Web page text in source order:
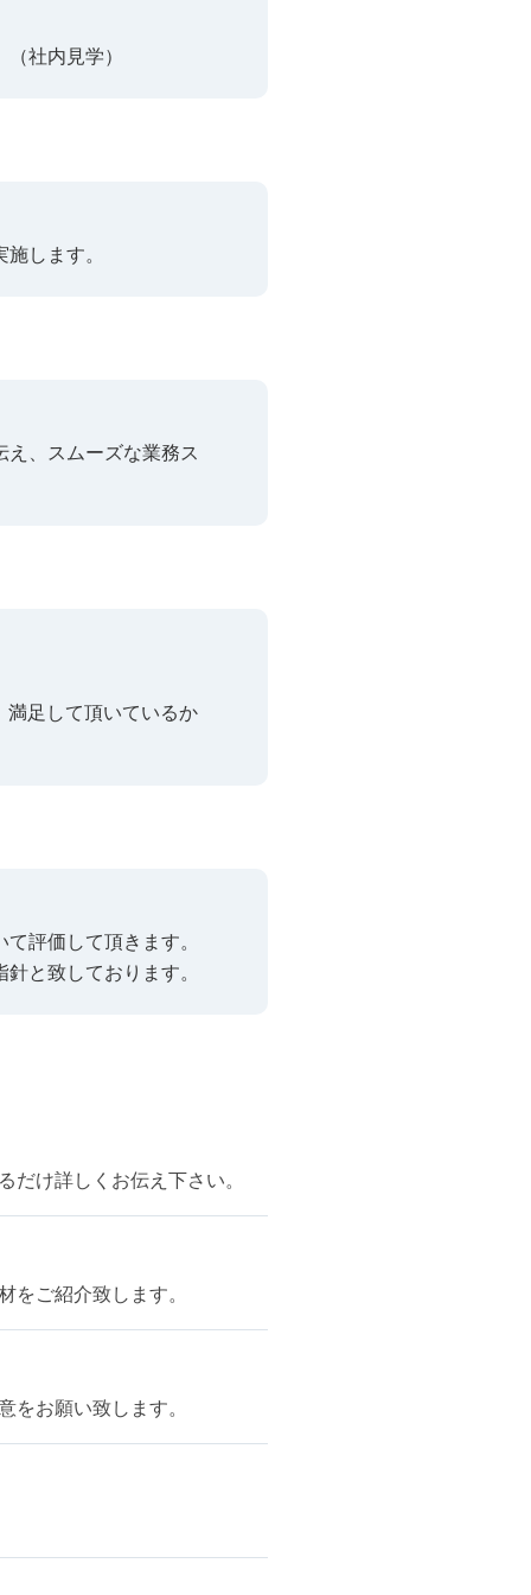
社内見学）
します。
、スムーズな業務ス
足して頂いているか
評価して頂きます。
と致しております。
け詳しくお伝え下さい。
ご紹介致します。
お願い致します。